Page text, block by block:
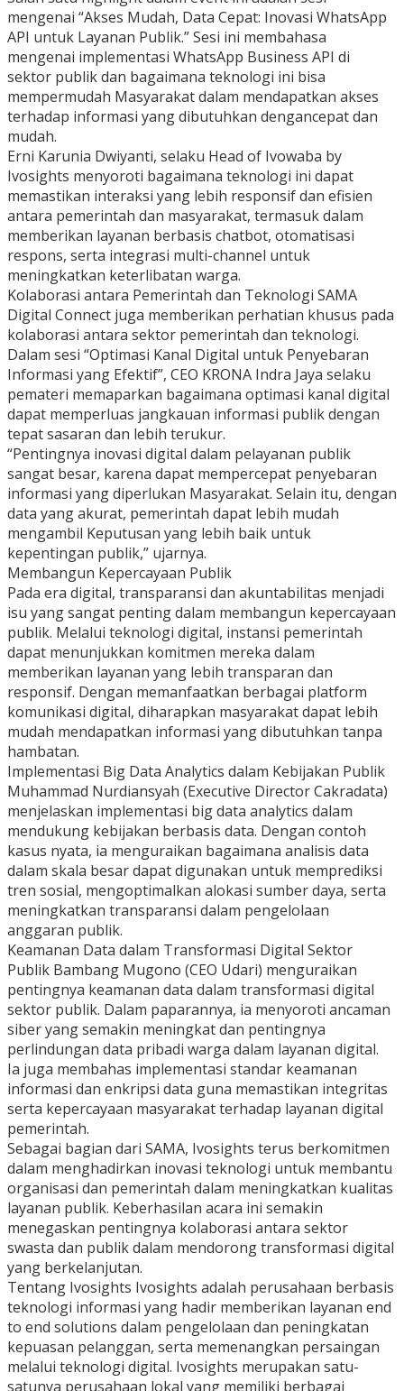
mengenai “Akses Mudah, Data Cepat: Inovasi WhatsApp
API untuk Layanan Publik.” Sesi ini membahasa
mengenai implementasi WhatsApp Business API di
sektor publik dan bagaimana teknologi ini bisa
mempermudah Masyarakat dalam mendapatkan akses
terhadap informasi yang dibutuhkan dengancepat dan
mudah.
Erni Karunia Dwiyanti, selaku Head of Ivowaba by
Ivosights menyoroti bagaimana teknologi ini dapat
memastikan interaksi yang lebih responsif dan efisien
antara pemerintah dan masyarakat, termasuk dalam
memberikan layanan berbasis chatbot, otomatisasi
respons, serta integrasi multi-channel untuk
meningkatkan keterlibatan warga.
Kolaborasi antara Pemerintah dan Teknologi SAMA
Digital Connect juga memberikan perhatian khusus pada
kolaborasi antara sektor pemerintah dan teknologi.
Dalam sesi “Optimasi Kanal Digital untuk Penyebaran
Informasi yang Efektif”, CEO KRONA Indra Jaya selaku
pemateri memaparkan bagaimana optimasi kanal digital
dapat memperluas jangkauan informasi publik dengan
tepat sasaran dan lebih terukur.
“Pentingnya inovasi digital dalam pelayanan publik
sangat besar, karena dapat mempercepat penyebaran
informasi yang diperlukan Masyarakat. Selain itu, dengan
data yang akurat, pemerintah dapat lebih mudah
mengambil Keputusan yang lebih baik untuk
kepentingan publik,” ujarnya.
Membangun Kepercayaan Publik
Pada era digital, transparansi dan akuntabilitas menjadi
isu yang sangat penting dalam membangun kepercayaan
publik. Melalui teknologi digital, instansi pemerintah
dapat menunjukkan komitmen mereka dalam
memberikan layanan yang lebih transparan dan
responsif. Dengan memanfaatkan berbagai platform
komunikasi digital, diharapkan masyarakat dapat lebih
mudah mendapatkan informasi yang dibutuhkan tanpa
hambatan.
Implementasi Big Data Analytics dalam Kebijakan Publik
Muhammad Nurdiansyah (Executive Director Cakradata)
menjelaskan implementasi big data analytics dalam
mendukung kebijakan berbasis data. Dengan contoh
kasus nyata, ia menguraikan bagaimana analisis data
dalam skala besar dapat digunakan untuk memprediksi
tren sosial, mengoptimalkan alokasi sumber daya, serta
meningkatkan transparansi dalam pengelolaan
anggaran publik.
Keamanan Data dalam Transformasi Digital Sektor
Publik Bambang Mugono (CEO Udari) menguraikan
pentingnya keamanan data dalam transformasi digital
sektor publik. Dalam paparannya, ia menyoroti ancaman
siber yang semakin meningkat dan pentingnya
perlindungan data pribadi warga dalam layanan digital.
Ia juga membahas implementasi standar keamanan
informasi dan enkripsi data guna memastikan integritas
serta kepercayaan masyarakat terhadap layanan digital
pemerintah.
Sebagai bagian dari SAMA, Ivosights terus berkomitmen
dalam menghadirkan inovasi teknologi untuk membantu
organisasi dan pemerintah dalam meningkatkan kualitas
layanan publik. Keberhasilan acara ini semakin
menegaskan pentingnya kolaborasi antara sektor
swasta dan publik dalam mendorong transformasi digital
yang berkelanjutan.
Tentang Ivosights Ivosights adalah perusahaan berbasis
teknologi informasi yang hadir memberikan layanan end
to end solutions dalam pengelolaan dan peningkatan
kepuasan pelanggan, serta memenangkan persaingan
melalui teknologi digital. Ivosights merupakan satu-
satunya perusahaan lokal yang memiliki berbagai